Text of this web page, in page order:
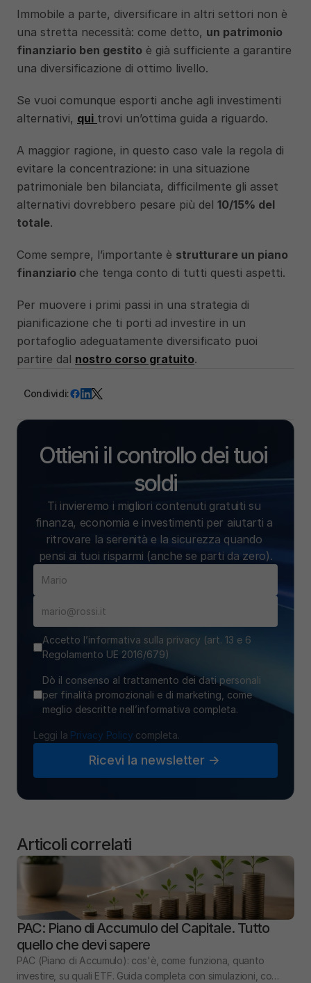
Immobile a parte, diversificare in altri settori non è
una stretta necessità: come detto, un patrimonio
finanziario ben gestito è già sufficiente a garantire
una diversificazione di ottimo livello.
Se vuoi comunque esporti anche agli investimenti
alternativi, qui trovi un’ottima guida a riguardo.
A maggior ragione, in questo caso vale la regola di
evitare la concentrazione: in una situazione
patrimoniale ben bilanciata, difficilmente gli asset
alternativi dovrebbero pesare più del 10/15% del
totale.
Come sempre, l’importante è strutturare un piano
finanziario che tenga conto di tutti questi aspetti.
Per muovere i primi passi in una strategia di
pianificazione che ti porti ad investire in un
portafoglio adeguatamente diversificato puoi
partire dal nostro corso gratuito.
Condividi:
Ottieni il controllo dei tuoi
soldi
Ti invieremo i migliori contenuti gratuiti su
finanza, economia e investimenti per aiutarti a
ritrovare la serenità e la sicurezza quando
pensi ai tuoi risparmi (anche se parti da zero).
Accetto l’informativa sulla privacy (art. 13 e 6
Regolamento UE 2016/679)
Dò il consenso al trattamento dei dati personali
per finalità promozionali e di marketing, come
meglio descritte nell’informativa completa.
Leggi la Privacy Policy completa.
Ricevi la newsletter ->
Articoli correlati
PAC: Piano di Accumulo del Capitale. Tutto
quello che devi sapere
PAC (Piano di Accumulo): cos'è, come funziona, quanto
investire, su quali ETF. Guida completa con simulazioni, costi